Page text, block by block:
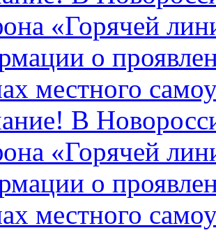
«Горячей
о
местного
В
«Горячей
о
местного